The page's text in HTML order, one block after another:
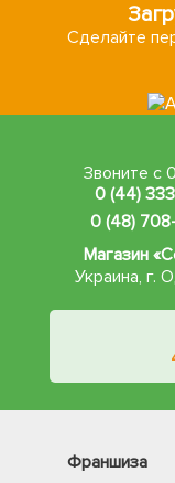
Сделайте
Звоните с
0 (44)
0 (48)
Магазин
Украина, г.
Франшиза